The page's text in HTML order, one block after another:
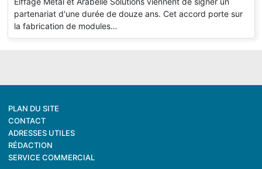
partenariat d'une durée de douze ans. Cet accord porte sur
la fabrication de modules…
PLAN DU SITE
CONTACT
ADRESSES UTILES
RÉDACTION
SERVICE COMMERCIAL